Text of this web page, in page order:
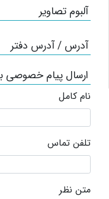
آلبوم تصاویر
آدرس / آدرس دفتر
ارسال پیام خصوصی
نام کامل
تلفن تماس
متن نظر